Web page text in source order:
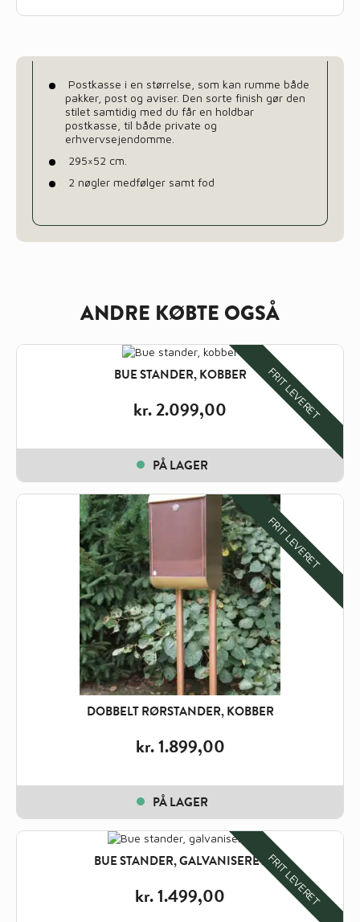
Postkasse i en størrelse, som kan rumme både
pakker, post og aviser. Den sorte finish gør den
stilet samtidig med du får en holdbar
postkasse, til både private og
erhvervsejendomme.
295×52 cm.
2 nøgler medfølger samt fod
ANDRE KØBTE OGSÅ
FRIT LEVERET
BUE STANDER, KOBBER
kr.2.099,00
PÅ LAGER
FRIT LEVERET
DOBBELT RØRSTANDER, KOBBER
kr.1.899,00
PÅ LAGER
FRIT LEVERET
BUE STANDER, GALVANISERET
kr.1.499,00